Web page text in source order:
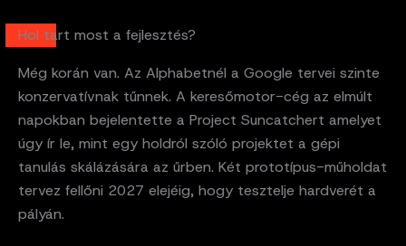
Hol tart most a fejlesztés?
Még korán van. Az Alphabetnél a Google tervei szinte
konzervatívnak tűnnek. A keresőmotor-cég az elmúlt
napokban bejelentette a Project Suncatchert amelyet
úgy ír le, mint egy holdról szóló projektet a gépi
tanulás skálázására az űrben. Két prototípus-műholdat
tervez fellőni 2027 elejéig, hogy tesztelje hardverét a
pályán.